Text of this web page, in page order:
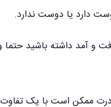
دارد یا دوست ندارد.
و آمد داشته باشید حتما
ممکن است با یک تفاوت